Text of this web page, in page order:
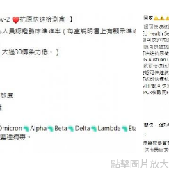
點擊圖片放大